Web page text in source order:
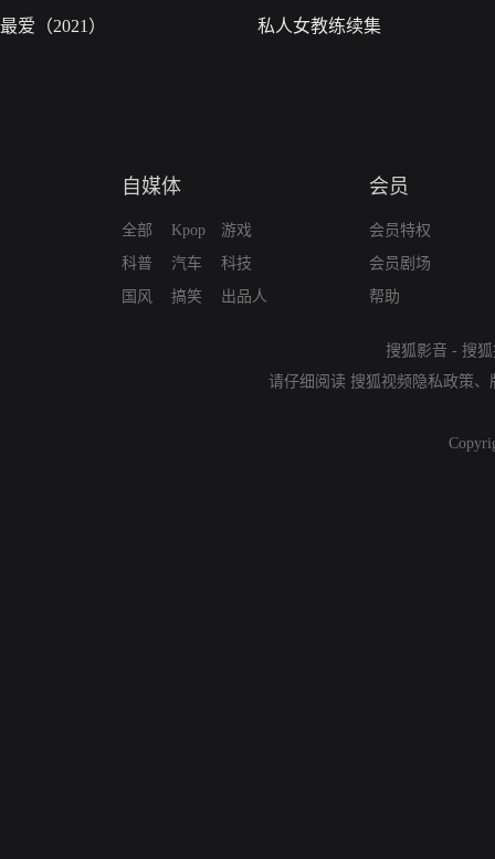
最爱（2021） 私人女教练续集
自媒体
全部
科普
国风
Kpop
汽车
搞笑
游戏
科技
出品人
会员
会员特权
会员剧场
帮助
搜狐影音 - 搜
请仔细阅读 搜狐视频隐私政策、